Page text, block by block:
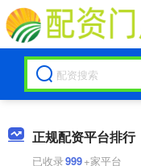
正规配资平台排行
已收录999+家平台